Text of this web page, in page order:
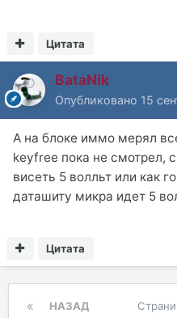
Цитата
BataNik
Опубликовано 15
А на блоке иммо мерял
keyfree пока не смотрел,
висеть 5 волльт или как
даташиту микра идет 5
Цитата
НАЗАД